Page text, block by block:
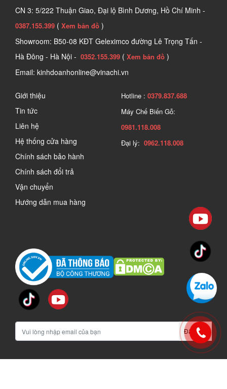
CN 3: 5/222 Thuận Giao, Đại lộ Bình Dương, Hồ Chí Minh -
0387.155.399 ( Xem bản đồ )
Showroom: B50-08 KĐT Geleximco đường Lê Trọng Tấn -
Hà Đông - Hà Nội - 0352.155.399 ( Xem bản đồ )
Email: kinhdoanhonline@vinachi.vn
Giới thiệu
Tin tức
Liên hệ
Hệ thống cửa hàng
Chính sách bảo hành
Chính sách đổi trả
Vận chuyển
Hướng dẫn mua hàng
Hotline : 0379.837.688
Máy Chế Biến Gỗ:
0981.118.008
Đại lý: 0962.118.008
Đăng ký